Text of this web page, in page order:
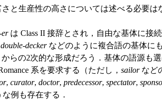
と生産性の高さについては述べる必要は
erは Class II 接辞とされ，自由な基体に接
double-deckerなどのように複合語の基体に
からの2次的な形成だろう．基体の語源も
系を要求する（ただし， sailorなど
, curator, doctor, predecessor, spectator,
例も存在する．